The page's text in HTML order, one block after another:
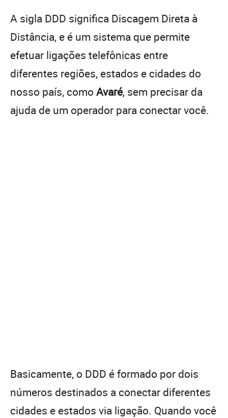
A sigla DDD significa Discagem Direta à
Distância, e é um sistema que permite
efetuar ligações telefônicas entre
diferentes regiões, estados e cidades do
nosso país, como Avaré, sem precisar da
ajuda de um operador para conectar você.
Basicamente, o DDD é formado por dois
números destinados a conectar diferentes
cidades e estados via ligação. Quando você